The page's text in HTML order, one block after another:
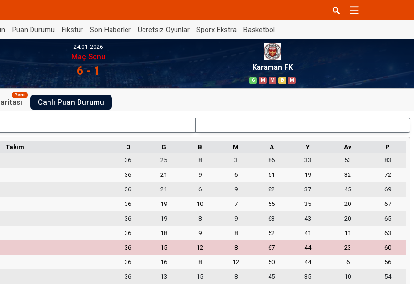
Puan Durumu Fikstür Son Haberler Ücretsiz Oyunlar Sporx Ekstra Basketbol
24.01.2026
Maç Sonu
6 - 1 Karaman FK
G M M B M
Yeni
Canlı Puan Durumu
Takım O G B M A Y Av
P
36 25 8 3 86 33 53
83
36 21 9 6 51 19 32
72
36 21 6 9 82 37 45
69
36 19 10 7 55 35 20
67
36 19 8 9 63 43 20
65
36 18 9 8 52 41 11
63
36 15 12 8 67 44 23
60
36 16 8 12 50 44 6
56
36 13 15 8 45 35 10
54